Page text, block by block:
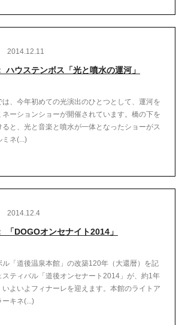
2014.12.11
ハウステンボス「光と噴水の運河」
、今年初めての光演出のひとつとして、運河を
ーションショーが開催されています。橋の下を
と、光と音楽と噴水が一体となったショーがス
ミネ(...)
2014.12.4
「DOGOオンセナイト2014」
ル「道後温泉本館」の改築120年（大還暦）を記
スティバル「道後オンセナート2014」が、約1年
いよいよフィナーレを迎えます。本館のライトア
ーキネ(...)